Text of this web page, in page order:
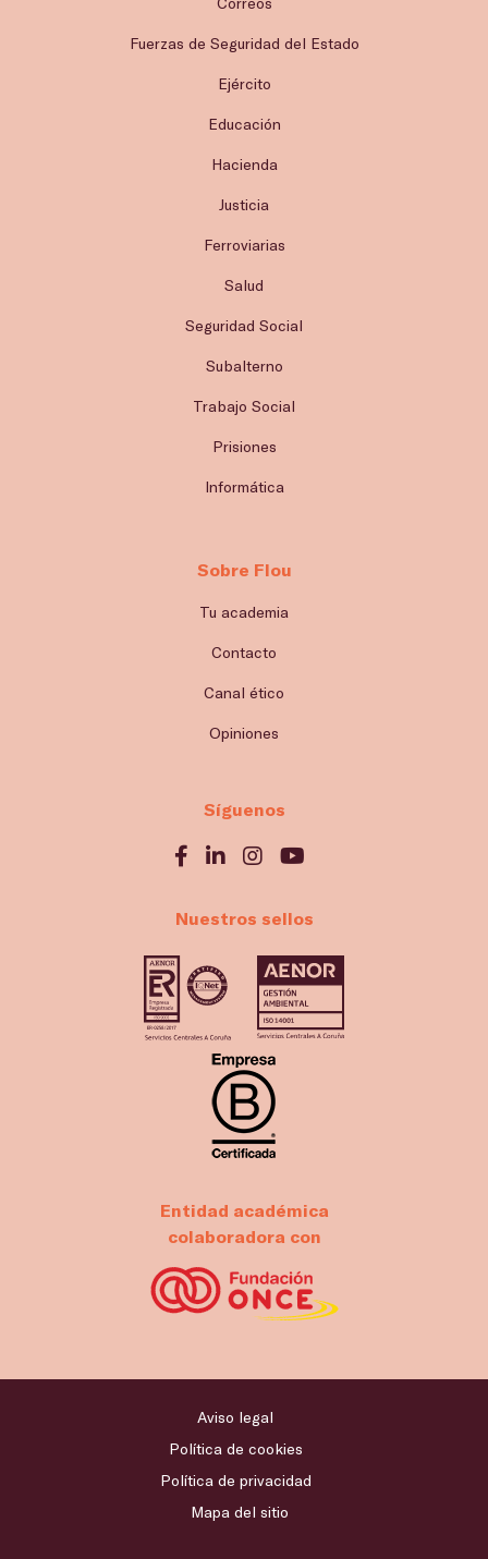
Fuerzas de Seguridad del Estado
Ejército
Educación
Hacienda
Justicia
Ferroviarias
Salud
Seguridad Social
Subalterno
Trabajo Social
Prisiones
Informática
Sobre Flou
Tu academia
Contacto
Canal ético
Opiniones
Síguenos
Nuestros sellos
Entidad académica
colaboradora con
Aviso legal
Política de cookies
Política de privacidad
Mapa del sitio